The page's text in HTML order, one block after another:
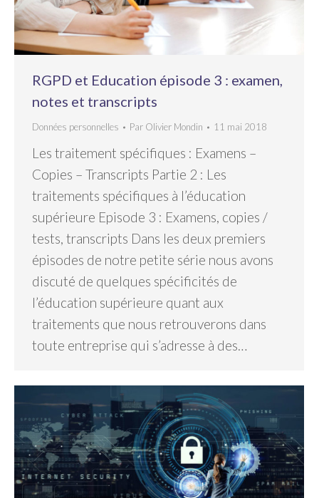
RGPD et Education épisode 3 : examen,
notes et transcripts
Données personnelles Par Olivier Mondin 11 mai 2018
Les traitement spécifiques : Examens –
Copies – Transcripts Partie 2 : Les
traitements spécifiques à l’éducation
supérieure Episode 3 : Examens, copies /
tests, transcripts Dans les deux premiers
épisodes de notre petite série nous avons
discuté de quelques spécificités de
l’éducation supérieure quant aux
traitements que nous retrouverons dans
toute entreprise qui s’adresse à des…